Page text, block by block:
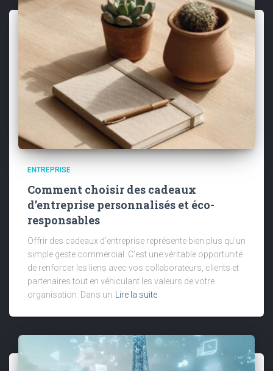
ENTREPRISE
Comment choisir des cadeaux
d’entreprise personnalisés et éco-
responsables
Offrir des cadeaux d’entreprise représente bien plus qu’un
simple geste commercial. C’est une véritable opportunité
de renforcer les liens avec vos collaborateurs, clients et
partenaires tout en véhiculant les valeurs de votre
organisation. Dans un Lire la suite